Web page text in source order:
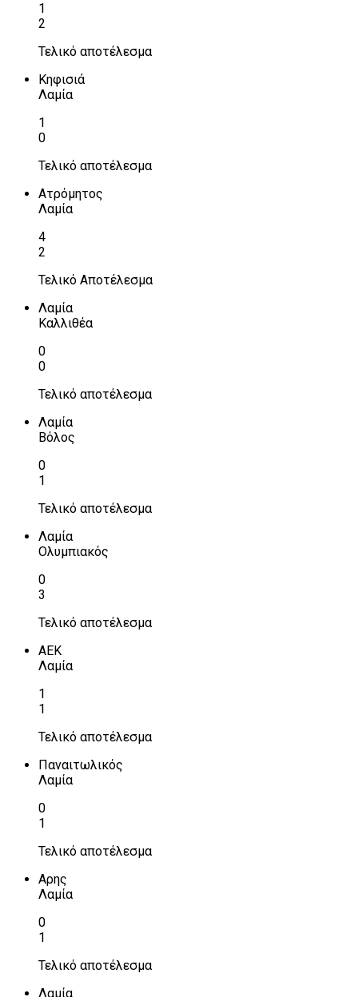
1
2
Τελικό αποτέλεσμα
Κηφισιά
Λαμία
1
0
Τελικό αποτέλεσμα
Ατρόμητος
Λαμία
4
2
Τελικό Αποτέλεσμα
Λαμία
Καλλιθέα
0
0
Τελικό αποτέλεσμα
Λαμία
Βόλος
0
1
Τελικό αποτέλεσμα
Λαμία
Ολυμπιακός
0
3
Τελικό αποτέλεσμα
ΑΕΚ
Λαμία
1
1
Τελικό αποτέλεσμα
Παναιτωλικός
Λαμία
0
1
Τελικό αποτέλεσμα
Αρης
Λαμία
0
1
Τελικό αποτέλεσμα
Λαμία